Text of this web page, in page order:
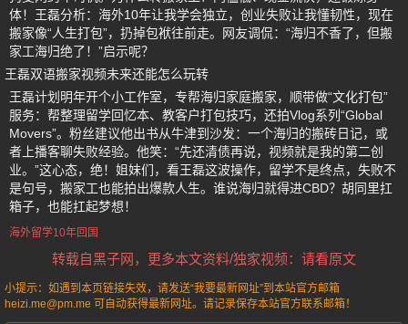
体！王磊分析：海外10年让我学会独立，创业失败让我懂韧性，现在
搬家像“人生打包”，扔掉包袱往前走。网友调侃：“海归不香了，但搬
家工海归绝了！”启示呢？
王磊双语搬家视频未来还能怎么玩转
王磊计划明年开个小工作室，专帮海归家庭搬家，顺带做“文化打包”
服务：帮整理留学回忆本、教客户打包技巧，还拍Vlog系列“Global
Movers”。粉丝建议他出书从牛津到沙发：一个海归的搬砖日记，或
者上播客聊失败经验。他笑：“先还清债再说，视频就是我的第二创
业。”这心态，绝！姐妹们，看王磊这波操作，留学不是终点，失败不
是句号，搬家工也能拍出爆款人生。谁说海归就得进CBD？胡同里扛
箱子，也能扛起梦想！
海外留学10年回国
转载自黑子网，更多本文资料/独家视频：请看原文
小提示：如遇到本页链接失效，请发送“我要最新网址”到本站官方邮箱
heizi.me@pm.me 可自动获得最新网址。请记录保存本站官方联系邮箱！